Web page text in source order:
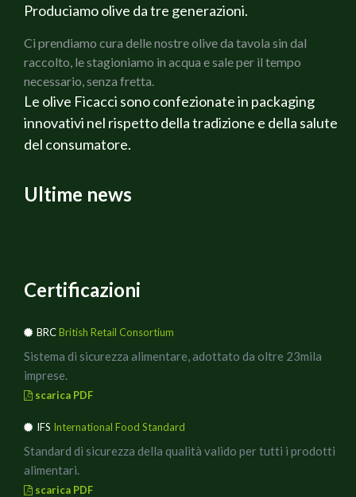
Produciamo olive da tre generazioni.
Ci prendiamo cura delle nostre olive da tavola sin dal
raccolto, le stagioniamo in acqua e sale per il tempo
necessario, senza fretta.
Le olive Ficacci sono confezionate in packaging
innovativi nel rispetto della tradizione e della salute
del consumatore.
Ultime news
Certificazioni
BRCBritish Retail Consortium
Sistema di sicurezza alimentare, adottato da oltre 23mila
imprese.
scarica PDF
IFS International Food Standard
Standard di sicurezza della qualità valido per tutti i prodotti
alimentari.
scarica PDF